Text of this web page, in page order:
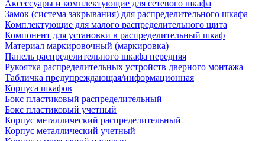
Аксессуары и комплектующие для сетевого шкафа
Замок (система закрывания) для распределительного шкафа
Комплектующие для малого распределительного щита
Компонент для установки в распределительный шкаф
Материал маркировочный (маркировка)
Панель распределительного шкафа передняя
Рукоятка распределительных устройств дверного монтажа
Табличка предупреждающая/информационная
Корпуса шкафов
Бокс пластиковый распределительный
Бокс пластиковый учетный
Корпус металлический распределительный
Корпус металлический учетный